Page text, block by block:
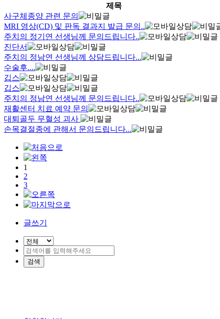
제목
사구체종양 관련 문의
MRI 영상(CD) 및 판독 결과지 발급 문의..
주치의 정기연 선생님께 문의드립니다..
진단서
주치의 정남연 선생님께 상담드립니다...
수술후....
깁스
깁스
주치의 정남연 선생님께 문의드립니다..
재활센터 치료 예약 문의
대퇴골두 무혈성 괴사
손목결절종에 관해서 문의드립니다...
1
2
3
글쓰기